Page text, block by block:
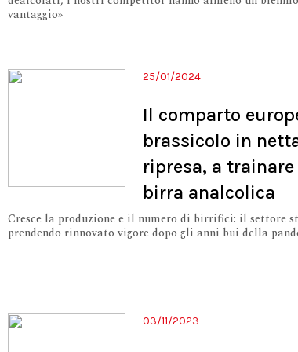
vantaggio»
25/01/2024
Il comparto
brassicolo in
ripresa, a trainare
birra analcolica
Cresce la produzione e il numero di birrifici: il settore
prendendo rinnovato vigore dopo gli anni bui della
03/11/2023